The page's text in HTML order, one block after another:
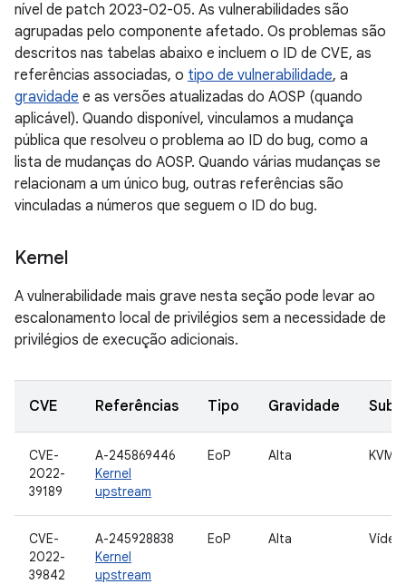
nível de patch 2023-02-05. As vulnerabilidades são
agrupadas pelo componente afetado. Os problemas são
descritos nas tabelas abaixo e incluem o ID de CVE, as
referências associadas, o tipo de vulnerabilidade, a
gravidade e as versões atualizadas do AOSP (quando
aplicável). Quando disponível, vinculamos a mudança
pública que resolveu o problema ao ID do bug, como a
lista de mudanças do AOSP. Quando várias mudanças se
relacionam a um único bug, outras referências são
vinculadas a números que seguem o ID do bug.
Kernel
A vulnerabilidade mais grave nesta seção pode levar ao
escalonamento local de privilégios sem a necessidade de
privilégios de execução adicionais.
CVE Referências Tipo Gravidade
CVE-
2022-
39189
A-245869446
Kernel
upstream
EoP Alta KVM
CVE-
2022-
39842
A-245928838
Kernel
upstream
EoP Alta Vídeo